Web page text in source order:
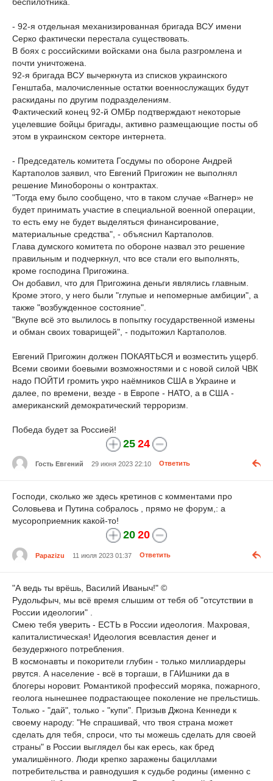
- 92-я отдельная механизированная бригада ВСУ имени
Серко фактически перестала существовать.
В боях с российскими войсками она была разгромлена и
почти уничтожена.
92-я бригада ВСУ вычеркнута из списков украинского
Генштаба, малочисленные остатки военнослужащих будут
раскиданы по другим подразделениям.
Фактический конец 92-й ОМБр подтверждают некоторые
уцелевшие бойцы бригады, активно размещающие посты об
этом в украинском секторе интернета.
- Председатель комитета Госдумы по обороне Андрей
Картаполов заявил, что Евгений Пригожин не выполнял
решение Минобороны о контрактах.
"Тогда ему было сообщено, что в таком случае «Вагнер» не
будет принимать участие в специальной военной операции,
то есть ему не будет выделяться финансирование,
материальные средства", - объяснил Картаполов.
Глава думского комитета по обороне назвал это решение
правильным и подчеркнул, что все стали его выполнять,
кроме господина Пригожина.
Он добавил, что для Пригожина деньги являлись главным.
Кроме этого, у него были "глупые и непомерные амбиции", а
также "возбужденное состояние".
"Вкупе всё это вылилось в попытку государственной измены
и обман своих товарищей", - подытожил Картаполов.
Евгений Пригожин должен ПОКАЯТЬСЯ и возместить ущерб.
Всеми своими боевыми возможностями и с новой силой ЧВК
надо ПОЙТИ громить укро наёмников США в Украине и
далее, по времени, везде - в Европе - НАТО, а в США -
американский демократический терроризм.
Победа будет за Россией!
25 24
Гость Евгений 29 июня 2023 22:10 Ответить
Господи, сколько же здесь кретинов с комментами про
Соловьева и Путина собралось , прямо не форум,: а
мусороприемник какой-то!
20 20
Papazizu 11 июля 2023 01:37 Ответить
"А ведь ты врёшь, Василий Иваныч!" ©
Рудольфыч, мы всё время слышим от тебя об "отсутствии в
России идеологии" .
Смею тебя уверить - ЕСТЬ в России идеология. Махровая,
капиталистическая! Идеология всевластия денег и
безудержного потребления.
В космонавты и покорители глубин - только миллиардеры
рвутся. А население - всё в торгаши, в ГАИшники да в
блогеры норовит. Романтикой профессий моряка, пожарного,
геолога нынешнее подрастающее поколение не прельстишь.
Только - "дай", только - "купи". Призыв Джона Кеннеди к
своему народу: "Не спрашивай, что твоя страна может
сделать для тебя, спроси, что ты можешь сделать для своей
страны" в России выглядел бы как ересь, как бред
умалишённого. Люди крепко заражены бациллами
потребительства и равнодушия к судьбе родины (именно с